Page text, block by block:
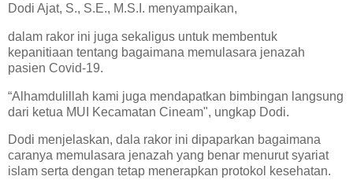
Dodi Ajat, S., S.E., M.S.I. menyampaikan,
dalam rakor ini juga sekaligus untuk membentuk
kepanitiaan tentang bagaimana memulasara jenazah
pasien Covid-19.
“Alhamdulillah kami juga mendapatkan bimbingan langsung
dari ketua MUI Kecamatan Cineam", ungkap Dodi.
Dodi menjelaskan, dala rakor ini dipaparkan bagaimana
caranya memulasara jenazah yang benar menurut syariat
islam serta dengan tetap menerapkan protokol kesehatan.